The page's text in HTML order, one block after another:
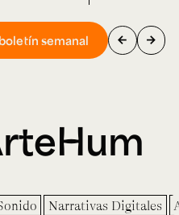
semanal arrow_back arrow_forward
Narrativas Digitales